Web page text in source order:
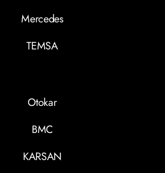
Mercedes
TEMSA
Otokar
BMC
KARSAN